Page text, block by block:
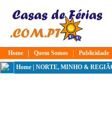
Home | Quem Somos | Publicidade
Home
NORTE, MINHO &